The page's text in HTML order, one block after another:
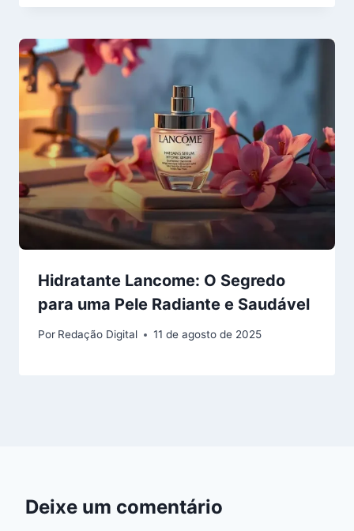
Hidratante Lancome: O Segredo
para uma Pele Radiante e Saudável
Por Redação Digital 11 de agosto de 2025
Deixe um comentário